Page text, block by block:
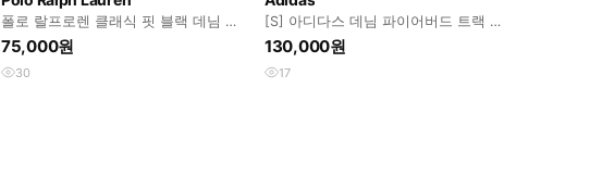
폴로 랄프로렌 클래식 핏 블랙 데님 팬
츠 32
75,000원
30
[S] 아디다스 데님 파이어버드 트랙 팬
츠
130,000원
17